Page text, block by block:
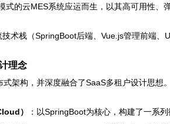
式的云MES系统应运而生，以其高可用性
术栈（SpringBoot后端、Vue.js管理前端
理念
架构，并深度融合了SaaS多租户设计思想。
）
：以SpringBoot为核心，构建了一系